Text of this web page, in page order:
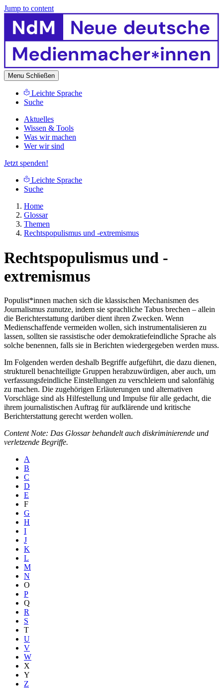
Jump to content
Menu Schließen
Leichte Sprache
Suche
Aktuelles
Wissen & Tools
Was wir machen
Wer wir sind
Jetzt spenden!
Leichte Sprache
Suche
Home
Glossar
Themen
Rechtspopulismus und -extremismus
Rechtspopulismus und -
extremismus
Populist*innen machen sich die klassischen Mechanismen des
Journalismus zunutze, indem sie sprachliche Tabus brechen – allein
die Berichterstattung darüber dient ihren Zwecken. Wenn
Medienschaffende vermeiden wollen, sich instrumentalisieren zu
lassen, sollten sie rassistische oder demokratiefeindliche Sprache als
solche benennen, falls sie in Berichten wiedergegeben werden muss.
Im Folgenden werden deshalb Begriffe aufgeführt, die dazu dienen,
strukturell benachteiligte Gruppen herabzuwürdigen, aber auch, um
verfassungsfeindliche Einstellungen zu verschleiern und salonfähig
zu machen. Die zugehörigen Erläuterungen und alternativen
Vorschläge sind als Hilfestellung und Impulse für alle gedacht, die
ihrem journalistischen Auftrag für aufklärende und kritische
Berichterstattung gerecht werden wollen.
Content Note: Das Glossar behandelt auch diskriminierende und
verletzende Begriffe.
A
B
C
D
E
F
G
H
I
J
K
L
M
N
O
P
Q
R
S
T
U
V
W
X
Y
Z